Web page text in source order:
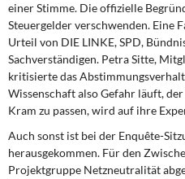
Über mich
Kontakt
einer Stimme. Die offizielle
Steuergelder verschwenden. Eine
Urteil von DIE LINKE, SPD,
Sachverständigen. Petra Sitte,
kritisierte das
Wissenschaft also Gefahr läuft,
Kram zu passen, wird auf ihre
Auch sonst ist bei der Enquête-
herausgekommen. Für den
Projektgruppe Netzneutralität